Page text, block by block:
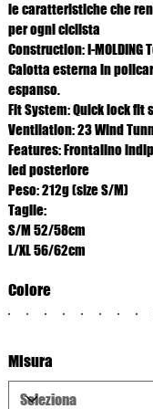
le caratteristiche che
per ogni ciclista
Construction: I-MOLDING
Calotta esterna in
espanso.
Fit System: Quick lock fit
Ventilation: 23 Wind
Features: Frontalino
led posteriore
Peso: 212g (size S/M)
Taglie:
S/M 52/58cm
L/XL 56/62cm
Colore
Misura